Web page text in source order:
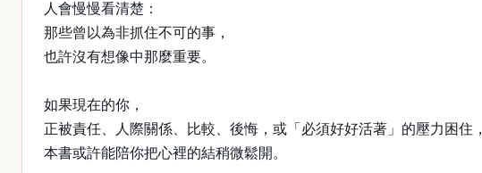
人會慢慢看清楚：
那些曾以為非抓住不可的事，
也許沒有想像中那麼重要。
如果現在的你，
正被責任、人際關係、比較、後悔，或「必須好好活著」的壓力困住，
本書或許能陪你把心裡的結稍微鬆開。